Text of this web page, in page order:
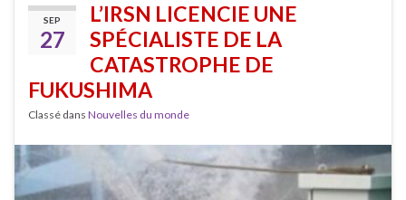
SEP
27
L’IRSN LICENCIE UNE
SPÉCIALISTE DE LA
CATASTROPHE DE
FUKUSHIMA
Classé dans Nouvelles du monde